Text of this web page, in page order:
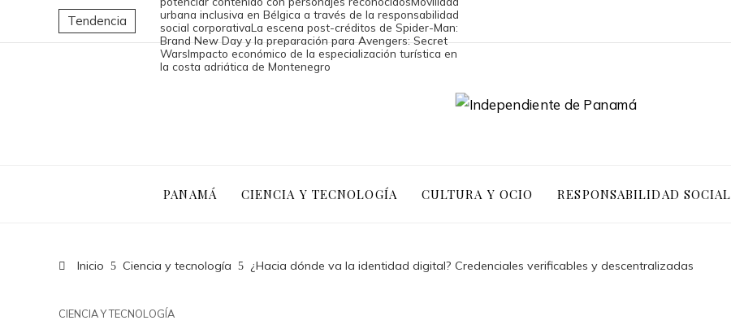
Tendencia
urbana inclusiva en Bélgica a través de la responsabilidad
social corporativaLa escena post-créditos de Spider-Man:
Brand New Day y la preparación para Avengers: Secret
WarsImpacto económico de la especialización turística en
la costa adriática de Montenegro
PANAMÁ CIENCIA Y TECNOLOGÍA CULTURA Y OCIO RESPONSABILIDAD SOCIAL
Inicio Ciencia y tecnología ¿Hacia dónde va la identidad digital? Credenciales verificables y descentralizadas
CIENCIA Y TECNOLOGÍA